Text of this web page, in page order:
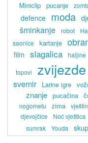
Miniclip pucanje
defence moda
šminkanje robot
saonice
kartanje
film slagalica haljine
topovi zvijezde
svemir Larine igre
znanje pucačina
nogometu
zima
djevojčice
Noć vještica
sumrak Youda